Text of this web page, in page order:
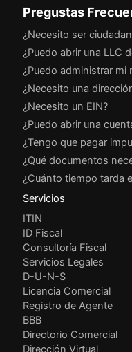
Pregustas
¿Necesito ser
¿Puedo abrir una LLC
¿Puedo administrar mi
¿Necesito una
¿Necesito un EIN?
¿Puedo abrir una
¿Tengo que pagar
¿Qué documentos
¿Cuánto tiempo tarda
Servicios
ITIN
ID Fiscal
Consultoría Fiscal
Servicios Legales
D-U-N-S
Licencia Comercial
Registro de Agente
BBB
Directorio Comercial
Dirección Virtual